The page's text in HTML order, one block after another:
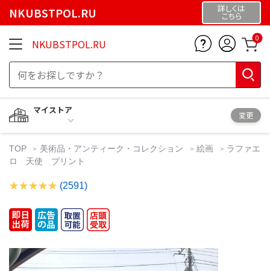
NKUBSTPOL.RU 詳しくは
こちら
NKUBSTPOL.RU 0
マイストア
変更
TOP 美術品・アンティーク・コレクション 絵画
ラファエ
ロ 天使 プリント
(2591)